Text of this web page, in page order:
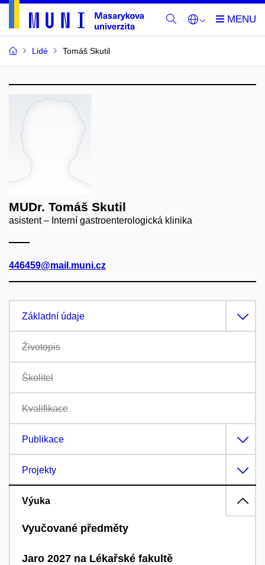
Lidé Tomáš Skutil
MUDr. Tomáš Skutil
asistent – Interní gastroenterologická klinika
446459@mail.muni.cz
Základní údaje
Životopis
Školitel
Kvalifikace
Publikace
Projekty
Výuka
Vyučované předměty
Jaro 2027 na Lékařské fakultě